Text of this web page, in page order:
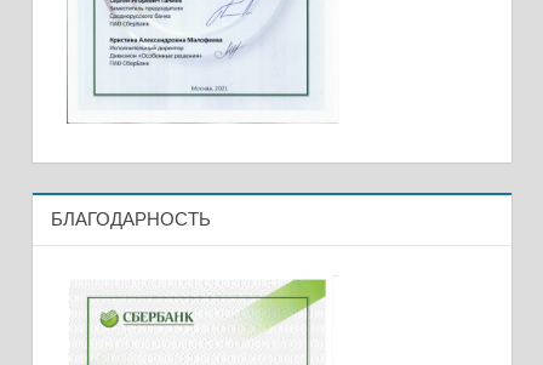
БЛАГОДАРНОСТЬ